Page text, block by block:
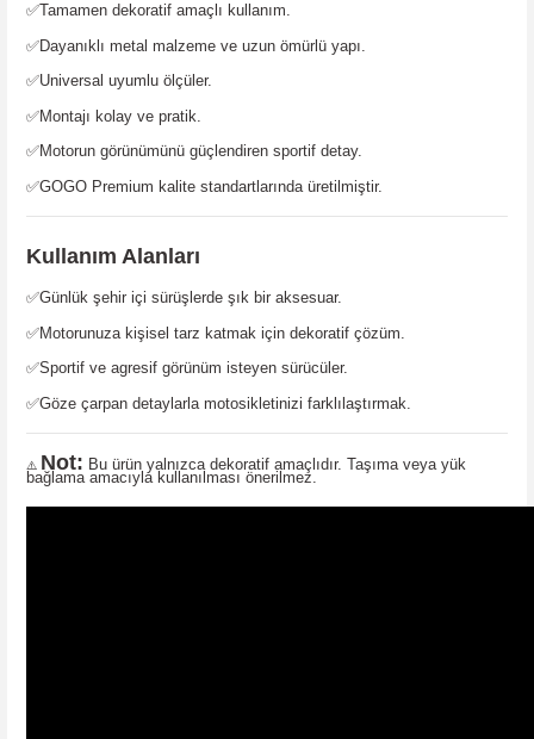
✅Tamamen dekoratif amaçlı kullanım.
✅Dayanıklı metal malzeme ve uzun ömürlü yapı.
✅Universal uyumlu ölçüler.
✅Montajı kolay ve pratik.
✅Motorun görünümünü güçlendiren sportif detay.
✅GOGO Premium kalite standartlarında üretilmiştir.
Kullanım Alanları
✅Günlük şehir içi sürüşlerde şık bir aksesuar.
✅Motorunuza kişisel tarz katmak için dekoratif çözüm.
✅Sportif ve agresif görünüm isteyen sürücüler.
✅Göze çarpan detaylarla motosikletinizi farklılaştırmak.
⚠️ Not: Bu ürün yalnızca dekoratif amaçlıdır. Taşıma veya yük
bağlama amacıyla kullanılması önerilmez.